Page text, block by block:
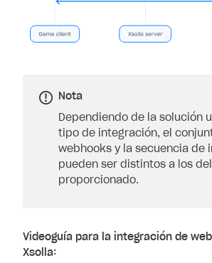
Nota
Dependiendo de la solución
tipo de integración, el
webhooks y la secuencia de
pueden ser distintos a los
proporcionado.
Videoguía para la integración de
Xsolla: